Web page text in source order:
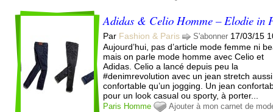
Adidas & Celio Homme – Elodie in
Par Fashion & Paris S'abonner 17/03/15
Aujourd’hui, pas d’article mode femme ni
mais on parle mode homme avec Celio et
Adidas. Celio a lancé depuis peu la
#denimrevolution avec un jean stretch aussi
confortable qu’un jogging. Un jean
pour un look casual ou sporty, à porter...
Paris Homme Ajouter à mon carnet de